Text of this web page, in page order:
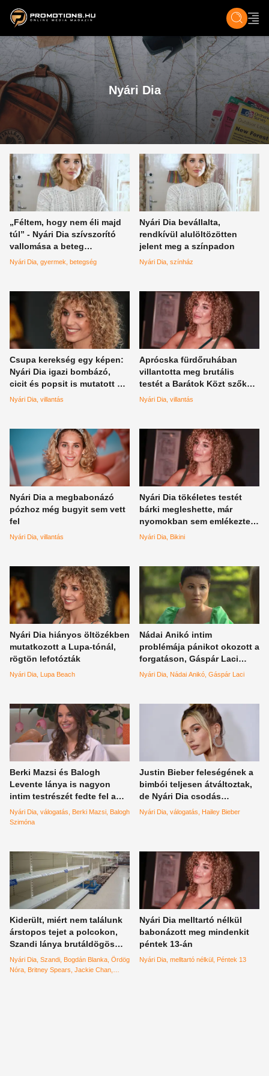
ZENE, FILM & KULT ÉLET TECH &
Nyári Dia
„Féltem, hogy nem éli majd
túl” - Nyári Dia szívszorító
vallomása a beteg
gyermekéről
Nyári Dia gyermek betegség
Nyári Dia bevállalta,
rendkívül alulöltözötten
jelent meg a színpadon
Nyári Dia színház
Csupa kerekség egy képen:
Nyári Dia igazi bombázó,
cicit és popsit is mutatott a
kamerának a színésznő
Nyári Dia villantás
Aprócska fürdőruhában
villantotta meg brutális
testét a Barátok Közt szőke
bombázója, ettől a póztól
Nyári Dia villantás
Nyári Dia a megbabonázó
pózhoz még bugyit sem vett
fel
Nyári Dia villantás
Nyári Dia tökéletes testét
bárki megleshette, már
nyomokban sem emlékeztet
a Barátok közt ártatlan
Nyári Dia Bikini
Nyári Dia hiányos öltözékben
mutatkozott a Lupa-tónál,
rögtön lefotózták
Nyári Dia Lupa Beach
Nádai Anikó intim
problémája pánikot okozott a
forgatáson, Gáspár Laci
behisztizett egy büdös
Nyári Dia Nádai Anikó Gáspár Laci
Berki Mazsi és Balogh
Levente lánya is nagyon
intim testrészét fedte fel a
követőknek, amitől minden
locsolkodó el fog olvadni
Nyári Dia válogatás Berki Mazsi Balogh
Szimóna
Justin Bieber feleségének a
bimbói teljesen átváltoztak,
de Nyári Dia csodás
domborulatairól sem
Nyári Dia válogatás Hailey Bieber
Kiderült, miért nem találunk
árstopos tejet a polcokon,
Szandi lánya brutáldögös
képet rakott ki magáról
Nyári Dia Szandi Bogdán Blanka Ördög
Nóra Britney Spears Jackie Chan
Nyári Dia melltartó nélkül
babonázott meg mindenkit
péntek 13-án
Nyári Dia melltartó nélkül Péntek 13